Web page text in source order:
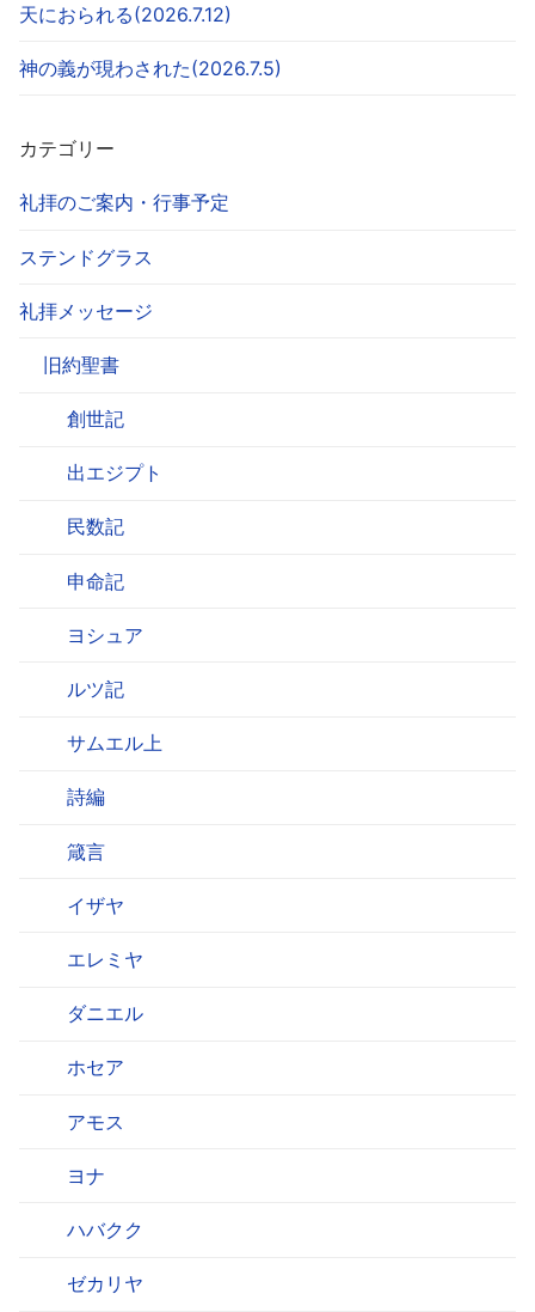
天におられる(2026.7.12)
神の義が現わされた(2026.7.5)
カテゴリー
礼拝のご案内・行事予定
ステンドグラス
礼拝メッセージ
旧約聖書
創世記
出エジプト
民数記
申命記
ヨシュア
ルツ記
サムエル上
詩編
箴言
イザヤ
エレミヤ
ダニエル
ホセア
アモス
ヨナ
ハバクク
ゼカリヤ